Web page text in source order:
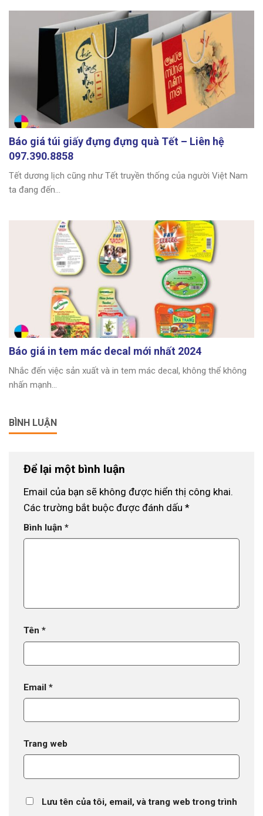
Báo giá túi giấy đựng đựng quà Tết – Liên hệ
097.390.8858
Tết dương lịch cũng như Tết truyền thống của người Việt Nam
ta đang đến...
Báo giá in tem mác decal mới nhất 2024
Nhắc đến việc sản xuất và in tem mác decal, không thể không
nhấn mạnh...
BÌNH LUẬN
Để lại một bình luận
Email của bạn sẽ không được hiển thị công khai.
Các trường bắt buộc được đánh dấu *
Bình luận *
Tên *
Email *
Trang web
Lưu tên của tôi, email, và trang web trong trình